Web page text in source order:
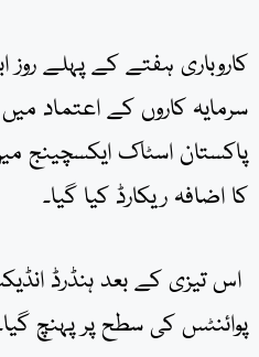
کاروباری ہفتے کے پہلے روز
سرمایہ کاروں کے اعتماد
کا اضافہ ریکارڈ کیا گیا۔
پوائنٹس کی سطح پر پہنچ